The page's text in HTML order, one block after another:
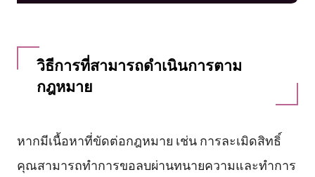
วิธีการที่สามารถดำเนินการตาม
กฎหมาย
หากมีเนื้อหาที่ขัดต่อกฎหมาย เช่น การละเมิดสิทธิ์
คุณสามารถทำการขอลบผ่านทนายความและทำการ